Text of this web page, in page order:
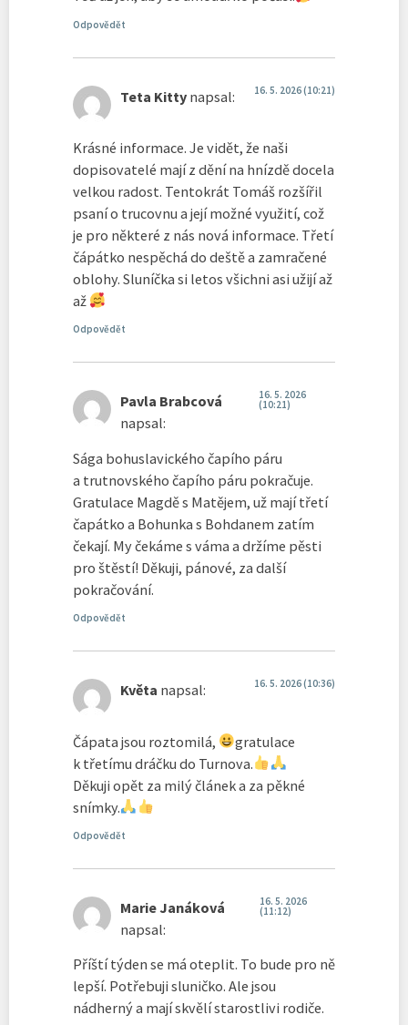
Odpovědět
Teta Kitty napsal: 16. 5. 2026 (10:21)
Krásné informace. Je vidět, že naši
dopisovatelé mají z dění na hnízdě docela
velkou radost. Tentokrát Tomáš rozšířil
psaní o trucovnu a její možné využití, což
je pro některé z nás nová informace. Třetí
čápátko nespěchá do deště a zamračené
oblohy. Sluníčka si letos všichni asi užijí až
až
Odpovědět
Pavla Brabcová
napsal:
16. 5. 2026
(10:21)
Sága bohuslavického čapího páru
a trutnovského čapího páru pokračuje.
Gratulace Magdě s Matějem, už mají třetí
čapátko a Bohunka s Bohdanem zatím
čekají. My čekáme s váma a držíme pěsti
pro štěstí! Děkuji, pánové, za další
pokračování.
Odpovědět
Květa napsal: 16. 5. 2026 (10:36)
Čápata jsou roztomilá,
gratulace
k třetímu dráčku do Turnova.
Děkuji opět za milý článek a za pěkné
snímky.
Odpovědět
Marie Janáková
napsal:
16. 5. 2026
(11:12)
Příští týden se má oteplit. To bude pro ně
lepší. Potřebuji sluničko. Ale jsou
nádherný a mají skvělí starostlivi rodiče.